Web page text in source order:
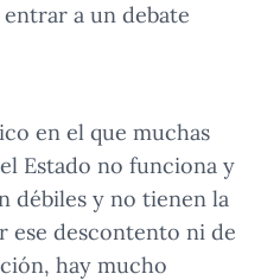
a un debate
en el que muchas
Estado no funciona y
débiles y no tienen la
ese descontento ni de
hay mucho